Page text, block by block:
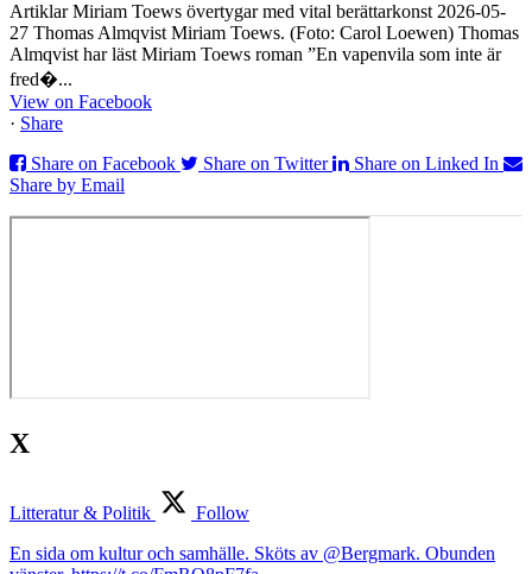
Artiklar Miriam Toews övertygar med vital berättarkonst 2026-05-
27 Thomas Almqvist Miriam Toews. (Foto: Carol Loewen) Thomas
Almqvist har läst Miriam Toews roman ”En vapenvila som inte är
fred�...
View on Facebook
· Share
Share on Facebook
Share on Twitter
Share on Linked In
Share by Email
X
Litteratur & Politik
Follow
En sida om kultur och samhälle. Sköts av @Bergmark. Obunden